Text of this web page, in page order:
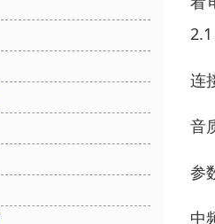
连
音
参
中